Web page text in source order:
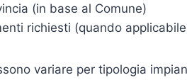
(in base al Comune)
richiesti (quando
variare per tipologia